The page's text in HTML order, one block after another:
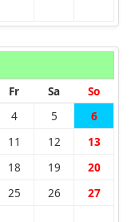
Fr Sa So
4 5 6
11 12 13
18 19 20
25 26 27